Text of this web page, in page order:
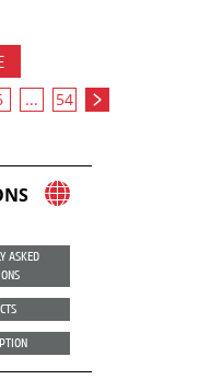
... 54
ASKED